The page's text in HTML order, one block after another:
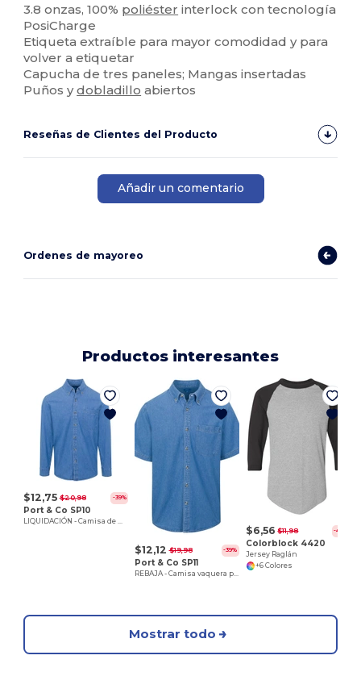
3.8 onzas, 100% poliéster interlock con tecnología
PosiCharge
Etiqueta extraíble para mayor comodidad y para
volver a etiquetar
Capucha de tres paneles; Mangas insertadas
Puños ydobladillo abiertos
Reseñas de Clientes del Producto
Añadir un comentario
Ordenes de mayoreo
Productos interesantes
$12,75 $20,98 -39%
Port & Co SP10
$12,12 $19,98 -39%
Port & Co SP11
$6,56 $11,98 -45%
Colorblock 4420
Jersey Raglán
+6 Colores
Mostrar todo